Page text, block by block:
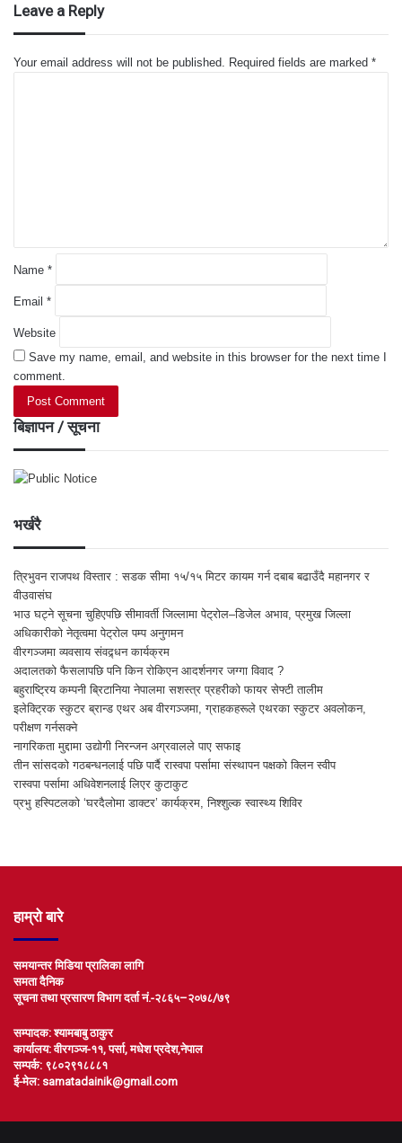
Leave a Reply
Your email address will not be published. Required fields are marked *
Name *
Email *
Website
Save my name, email, and website in this browser for the next time I
comment.
बिज्ञापन / सूचना
भर्खरै
त्रिभुवन राजपथ विस्तार : सडक सीमा १५/१५ मिटर कायम गर्न दबाब बढाउँदै महानगर र
वीउवासंघ
भाउ घट्ने सूचना चुहिएपछि सीमावर्ती जिल्लामा पेट्रोल–डिजेल अभाव, प्रमुख जिल्ला
अधिकारीको नेतृत्वमा पेट्रोल पम्प अनुगमन
वीरगञ्जमा व्यवसाय संवद्र्धन कार्यक्रम
अदालतको फैसलापछि पनि किन रोकिएन आदर्शनगर जग्गा विवाद ?
बहुराष्ट्रिय कम्पनी ब्रिटानिया नेपालमा सशस्त्र प्रहरीको फायर सेफ्टी तालीम
इलेक्ट्रिक स्कुटर ब्रान्ड एथर अब वीरगञ्जमा, ग्राहकहरूले एथरका स्कुटर अवलोकन,
परीक्षण गर्नसक्ने
नागरिकता मुद्दामा उद्योगी निरन्जन अग्रवालले पाए सफाइ
तीन सांसदको गठबन्धनलाई पछि पार्दै रास्वपा पर्सामा संस्थापन पक्षको क्लिन स्वीप
रास्वपा पर्सामा अधिवेशनलाई लिएर कुटाकुट
प्रभु हस्पिटलको ‘घरदैलोमा डाक्टर’ कार्यक्रम, निश्शुल्क स्वास्थ्य शिविर
हाम्रो बारे
समयान्तर मिडिया प्रालिका लागि
समता दैनिक
सूचना तथा प्रसारण विभाग दर्ता नं.-२८६५–२०७८/७९
सम्पादक: श्यामबाबु ठाकुर
कार्यालय: वीरगञ्ज-११, पर्सा, मधेश प्रदेश,नेपाल
सम्पर्क: ९८०२९१८८८१
ई-मेल: samatadainik@gmail.com